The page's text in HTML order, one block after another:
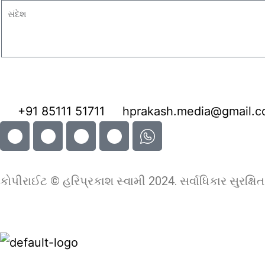
+91 85111 51711
કોપીરાઈટ © હરિપ્રકાશ સ્વામી 2024. સર્વાધિકાર